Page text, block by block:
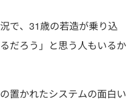
で、31歳の若造が乗り込
だろう」と思う人もいるか
置かれたシステムの面白い